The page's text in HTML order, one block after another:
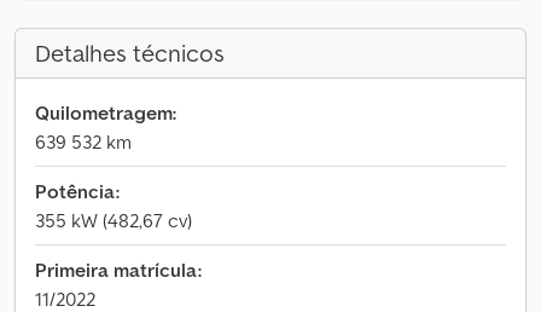
Detalhes técnicos
Quilometragem:
639 532 km
Potência:
355 kW (482,67 cv)
Primeira matrícula:
11/2022